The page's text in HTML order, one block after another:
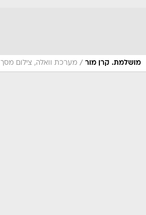
מושלמת. קרן מור / מערכת וואלה, צילום מסך